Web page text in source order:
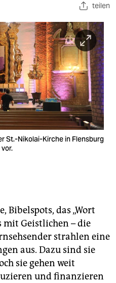
teilen
St.-Nikolai-Kirche in Flensburg
Bibelspots, das „Wort
mit Geistlichen – die
strahlen eine
aus. Dazu sind sie
sie gehen weit
und finanzieren